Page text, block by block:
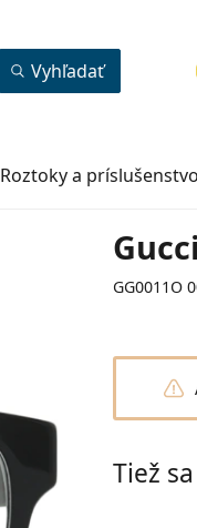
Vyhľadať
Roztoky a príslušenstvo
Gucci
GG0011O
Tiež